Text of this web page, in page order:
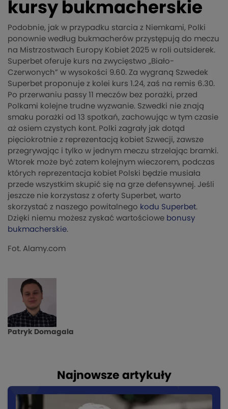
kursy bukmacherskie
Podobnie, jak w przypadku starcia z Niemkami, Polki
ponownie według bukmacherów przystępują do meczu
na Mistrzostwach Europy Kobiet 2025 w roli outsiderek.
Superbet oferuje kurs na zwycięstwo „Biało-
Czerwonych” w wysokości 9.60. Za wygraną Szwedek
Superbet proponuje z kolei kurs 1.24, zaś na remis 6.30.
Po przerwaniu passy 11 meczów bez porażki, przed
Polkami kolejne trudne wyzwanie. Szwedki nie znają
smaku porażki od 13 spotkań, zachowując w tym czasie
aż osiem czystych kont. Polki zagrały jak dotąd
pięciokrotnie z reprezentacją kobiet Szwecji, zawsze
przegrywając i tylko w jednym meczu strzelając bramki.
Wtorek może być zatem kolejnym wieczorem, podczas
których reprezentacja kobiet Polski będzie musiała
przede wszystkim skupić się na grze defensywnej. Jeśli
jeszcze nie korzystasz z oferty Superbet, warto
skorzystać z naszego powitalnego kodu Superbet.
Dzięki niemu możesz zyskać wartościowe bonusy
bukmacherskie.
Fot. Alamy.com
Patryk Domagala
Najnowsze artykuły